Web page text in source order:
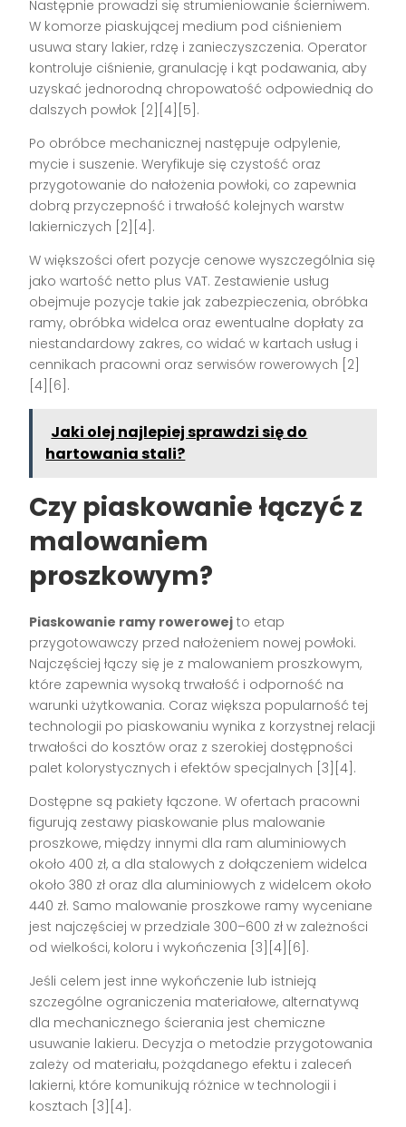
Następnie prowadzi się strumieniowanie ścierniwem.
W komorze piaskującej medium pod ciśnieniem
usuwa stary lakier, rdzę i zanieczyszczenia. Operator
kontroluje ciśnienie, granulację i kąt podawania, aby
uzyskać jednorodną chropowatość odpowiednią do
dalszych powłok [2][4][5].
Po obróbce mechanicznej następuje odpylenie,
mycie i suszenie. Weryfikuje się czystość oraz
przygotowanie do nałożenia powłoki, co zapewnia
dobrą przyczepność i trwałość kolejnych warstw
lakierniczych [2][4].
W większości ofert pozycje cenowe wyszczególnia się
jako wartość netto plus VAT. Zestawienie usług
obejmuje pozycje takie jak zabezpieczenia, obróbka
ramy, obróbka widelca oraz ewentualne dopłaty za
niestandardowy zakres, co widać w kartach usług i
cennikach pracowni oraz serwisów rowerowych [2]
[4][6].
Jaki olej najlepiej sprawdzi się do
hartowania stali?
Czy piaskowanie łączyć z
malowaniem
proszkowym?
Piaskowanie ramy rowerowej to etap
przygotowawczy przed nałożeniem nowej powłoki.
Najczęściej łączy się je z malowaniem proszkowym,
które zapewnia wysoką trwałość i odporność na
warunki użytkowania. Coraz większa popularność tej
technologii po piaskowaniu wynika z korzystnej relacji
trwałości do kosztów oraz z szerokiej dostępności
palet kolorystycznych i efektów specjalnych [3][4].
Dostępne są pakiety łączone. W ofertach pracowni
figurują zestawy piaskowanie plus malowanie
proszkowe, między innymi dla ram aluminiowych
około 400 zł, a dla stalowych z dołączeniem widelca
około 380 zł oraz dla aluminiowych z widelcem około
440 zł. Samo malowanie proszkowe ramy wyceniane
jest najczęściej w przedziale 300–600 zł w zależności
od wielkości, koloru i wykończenia [3][4][6].
Jeśli celem jest inne wykończenie lub istnieją
szczególne ograniczenia materiałowe, alternatywą
dla mechanicznego ścierania jest chemiczne
usuwanie lakieru. Decyzja o metodzie przygotowania
zależy od materiału, pożądanego efektu i zaleceń
lakierni, które komunikują różnice w technologii i
kosztach [3][4].